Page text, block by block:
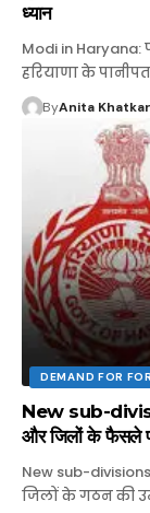
ध्यान
Modi in Haryana:
हरियाणा के
ByAnita Khatkar
DEMAND FOR
New sub-
और जिलों के फैसले
New sub-
जिलों के गठन की